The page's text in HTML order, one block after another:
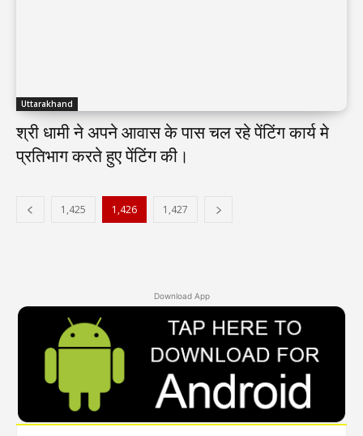
Uttarakhand
श्री धामी ने अपने आवास के पास चल रहे पेंटिंग कार्य मे
प्रतिभाग करते हुए पेंटिंग की।
1,425 1,426 1,427
Download App